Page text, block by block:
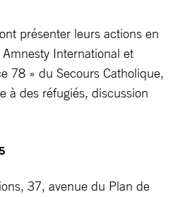
présenter leurs actions en
International et
78 » du Secours Catholique,
à des réfugiés, discussion
37, avenue du Plan de